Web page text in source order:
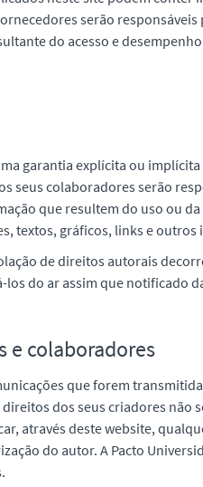
serão
do acesso e
garantia explícita ou
seus colaboradores serão
que resultem do uso ou
textos, gráficos, links e outros
de direitos autorais
do ar assim que notificado
e colaboradores
que forem
dos seus criadores não
através deste website,
do autor. A Pacto